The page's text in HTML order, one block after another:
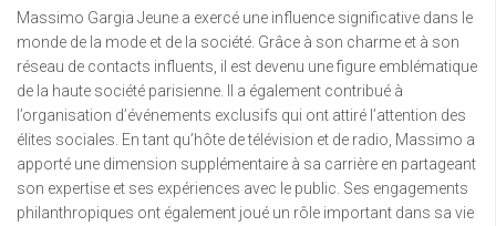
Massimo Gargia Jeune a exercé une influence significative dans le
monde de la mode et de la société. Grâce à son charme et à son
réseau de contacts influents, il est devenu une figure emblématique
de la haute société parisienne. Il a également contribué à
l’organisation d’événements exclusifs qui ont attiré l’attention des
élites sociales. En tant qu’hôte de télévision et de radio, Massimo a
apporté une dimension supplémentaire à sa carrière en partageant
son expertise et ses expériences avec le public. Ses engagements
philanthropiques ont également joué un rôle important dans sa vie